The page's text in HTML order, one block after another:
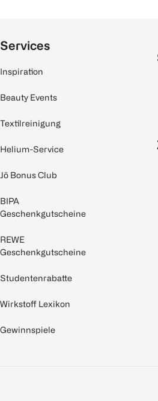
Services
Inspiration
Beauty Events
Textilreinigung
Helium-Service
Jö Bonus Club
BIPA
Geschenkgutscheine
REWE
Geschenkgutscheine
Studentenrabatte
Wirkstoff Lexikon
Gewinnspiele